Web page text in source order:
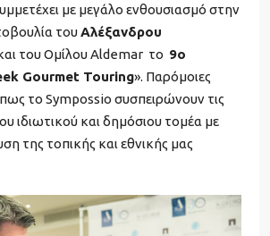
με μεγάλο ενθουσιασμό στην
τουΑλέξανδρου
του Ομίλου Aldemar το 9o
Gourmet Touring». Παρόμοιες
το Sympossio συσπειρώνουν τις
ιδιωτικού και δημόσιου τομέα με
της τοπικής και εθνικής μας